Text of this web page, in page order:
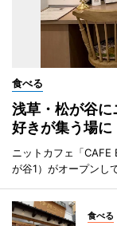
食べる
浅草・松が谷
好きが集う場に
ニットカフェ「
が谷1）がオープンし
食べる